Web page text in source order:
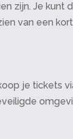
zijn. Je kunt
van een
je tickets